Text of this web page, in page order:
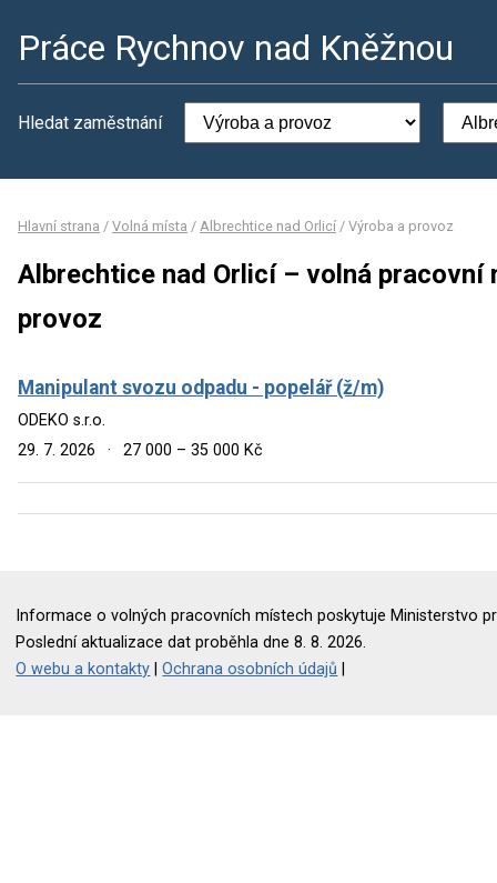
Práce Rychnov nad Kněžnou
Hledat zaměstnání
Hlavní strana / Volná místa / Albrechtice nad Orlicí / Výroba a provoz
Albrechtice nad Orlicí – volná pracovní
provoz
Manipulant svozu odpadu - popelář (ž/m)
ODEKO s.r.o.
29. 7. 2026
· 27 000 – 35 000 Kč
Informace o volných pracovních místech poskytuje Ministerstvo
Poslední aktualizace dat proběhla dne 8. 8. 2026.
O webu a kontakty |Ochrana osobních údajů